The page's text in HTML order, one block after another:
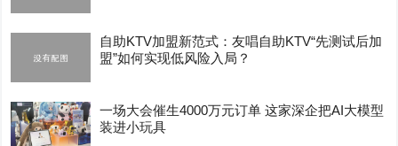
自助KTV加盟新范式：友唱自助KTV“先测试后加
盟”如何实现低风险入局？
一场大会催生4000万元订单 这家深企把AI大模型
装进小玩具